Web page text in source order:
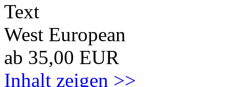
Text
West European
ab 35,00 EUR
Inhalt zeigen >>